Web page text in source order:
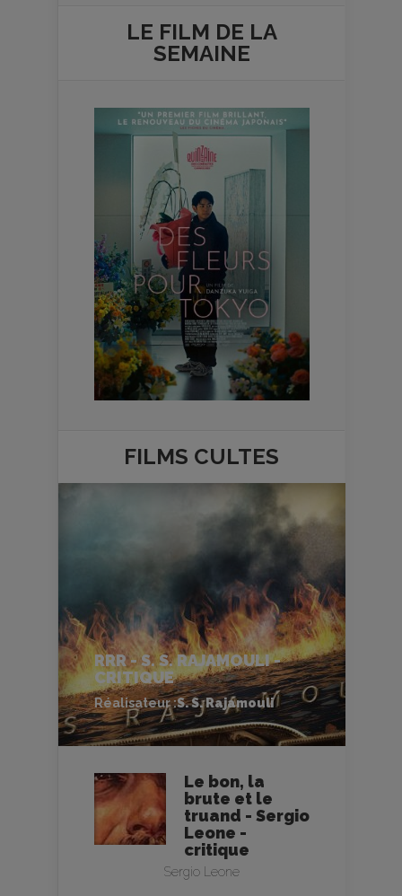
LE FILM DE LA
SEMAINE
FILMS CULTES
RRR - S. S. RAJAMOULI -
CRITIQUE
Réalisateur :S. S. Rajamouli
Le bon, la
brute et le
truand - Sergio
Leone -
critique
Sergio Leone